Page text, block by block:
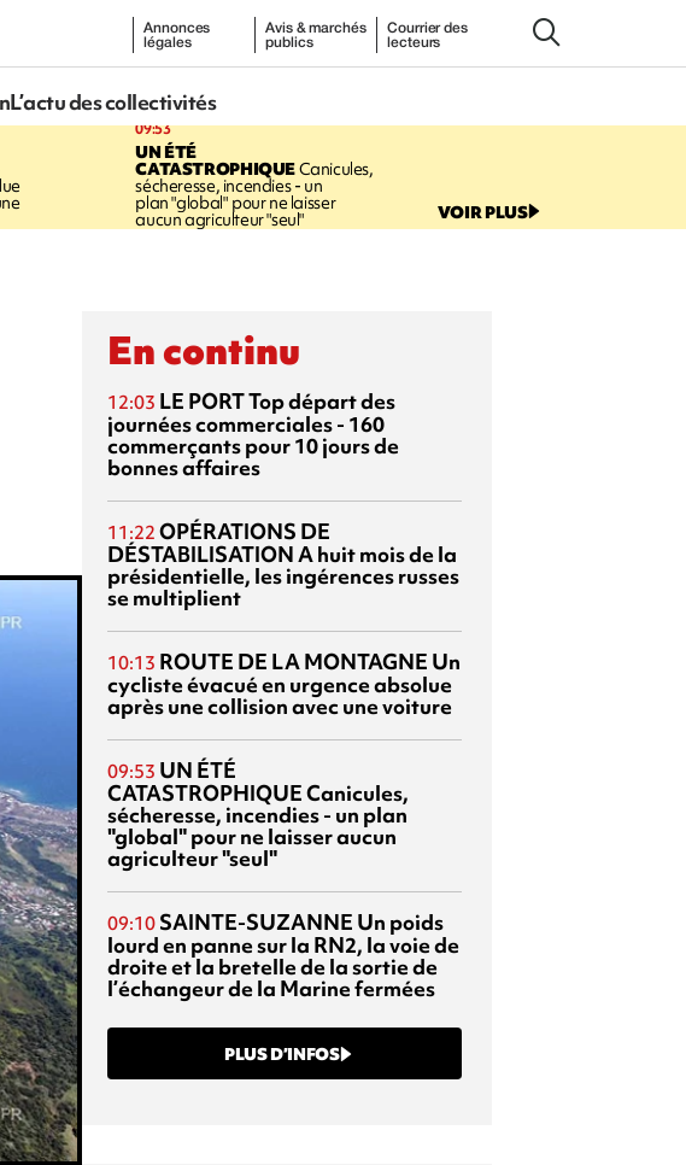
Annonces
légales
Avis & marchés
publics
Courrier des
lecteurs
L’actu des collectivités
09:53
UN ÉTÉ
CATASTROPHIQUECanicules,
sécheresse, incendies - un
plan "global" pour ne laisser
aucun agriculteur "seul" VOIR PLUS
En continu
12:03 LE PORTTop départ des
journées commerciales - 160
commerçants pour 10 jours de
bonnes affaires
11:22 OPÉRATIONS DE
DÉSTABILISATIONA huit mois de la
présidentielle, les ingérences russes
se multiplient
10:13 ROUTE DE LA MONTAGNE Un
cycliste évacué en urgence absolue
après une collision avec une voiture
09:53 UN ÉTÉ
CATASTROPHIQUECanicules,
sécheresse, incendies - un plan
"global" pour ne laisser aucun
agriculteur "seul"
09:10 SAINTE-SUZANNE Un poids
lourd en panne sur la RN2, la voie de
droite et la bretelle de la sortie de
l’échangeur de la Marine fermées
PLUS D’INFOS